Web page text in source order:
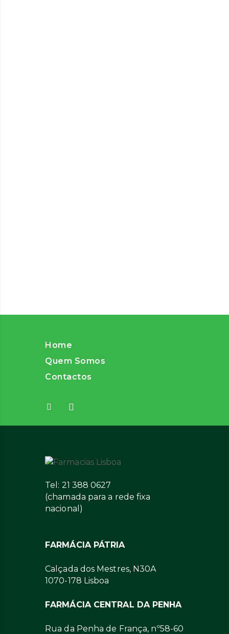
Home
Quem Somos
Contactos
Tel: 21 388 0627
(chamada para a rede fixa
nacional)
FARMÁCIA PÁTRIA
Calçada dos Mestres, N30A
1070-178 Lisboa
FARMÁCIA CENTRAL DA PENHA
Rua da Penha de França, nº58-60